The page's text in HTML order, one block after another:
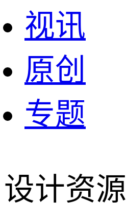
视讯
原创
专题
设计资源